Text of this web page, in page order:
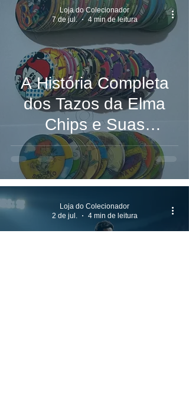
A História Completa
dos Tazos da Elma
Chips e Suas
Coleções Icônicas
Loja do Colecionador
7 de jul.
4 min de leitura
Loja do Colecionador
2 de jul.
4 min de leitura